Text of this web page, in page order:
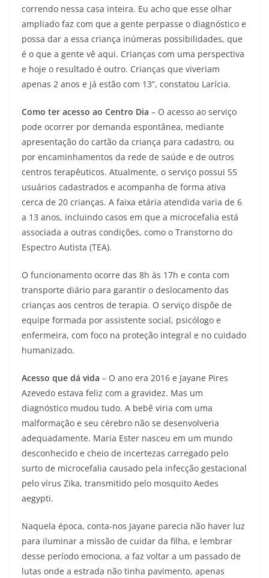
correndo nessa casa inteira. Eu acho que esse olhar
ampliado faz com que a gente perpasse o diagnóstico e
possa dar a essa criança inúmeras possibilidades, que
é o que a gente vê aqui. Crianças com uma perspectiva
e hoje o resultado é outro. Crianças que viveriam
apenas 2 anos e já estão com 13”, constatou Larícia.
Como ter acesso ao Centro Dia – O acesso ao serviço
pode ocorrer por demanda espontânea, mediante
apresentação do cartão da criança para cadastro, ou
por encaminhamentos da rede de saúde e de outros
centros terapêuticos. Atualmente, o serviço possui 55
usuários cadastrados e acompanha de forma ativa
cerca de 20 crianças. A faixa etária atendida varia de 6
a 13 anos, incluindo casos em que a microcefalia está
associada a outras condições, como o Transtorno do
Espectro Autista (TEA).
O funcionamento ocorre das 8h às 17h e conta com
transporte diário para garantir o deslocamento das
crianças aos centros de terapia. O serviço dispõe de
equipe formada por assistente social, psicólogo e
enfermeira, com foco na proteção integral e no cuidado
humanizado.
Acesso que dá vida – O ano era 2016 e Jayane Pires
Azevedo estava feliz com a gravidez. Mas um
diagnóstico mudou tudo. A bebê viria com uma
malformação e seu cérebro não se desenvolveria
adequadamente. Maria Ester nasceu em um mundo
desconhecido e cheio de incertezas carregado pelo
surto de microcefalia causado pela infecção gestacional
pelo vírus Zika, transmitido pelo mosquito Aedes
aegypti.
Naquela época, conta-nos Jayane parecia não haver luz
para iluminar a missão de cuidar da filha, e lembrar
desse período emociona, a faz voltar a um passado de
lutas onde a estrada não tinha pavimento, apenas